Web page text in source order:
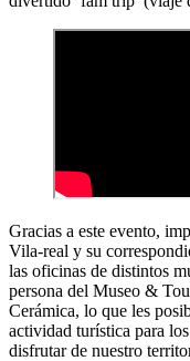
Gracias a este evento,
Vila-real y su
las oficinas de distintos
persona del Museo &
Cerámica, lo que les
actividad turística para
disfrutar de nuestro